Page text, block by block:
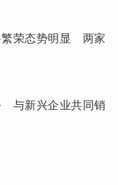
荣态势明显 两家
与新兴企业共同销